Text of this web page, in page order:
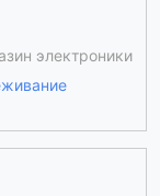
электроники